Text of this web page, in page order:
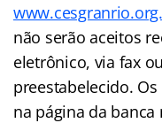
não serão aceitos
eletrônico, via fax
preestabelecido.
na página da banca